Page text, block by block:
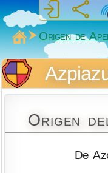
MiSabueso
Origen de
Origen
De